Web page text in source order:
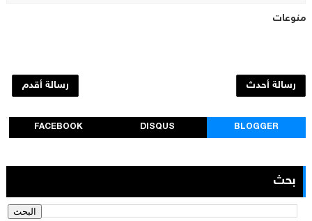
منوعات
رسالة أحدث رسالة أقدم
BLOGGER
DISQUS
FACEBOOK
بحث